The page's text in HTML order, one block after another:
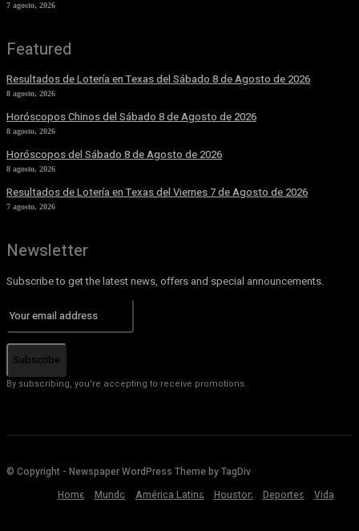
7 agosto, 2026
Featured
Resultados de Lotería en Texas del Sábado 8 de Agosto de 2026
8 agosto, 2026
Horóscopos Chinos del Sábado 8 de Agosto de 2026
8 agosto, 2026
Horóscopos del Sábado 8 de Agosto de 2026
8 agosto, 2026
Resultados de Lotería en Texas del Viernes 7 de Agosto de 2026
7 agosto, 2026
Newsletter
Subscribe to get the latest news, offers and special announcements.
Subscribe
By subscribing, you're accepting to receive promotions.
© Copyright - Newspaper WordPress Theme by TagDiv
Home
Mundo América Latina Houston Deportes Vida